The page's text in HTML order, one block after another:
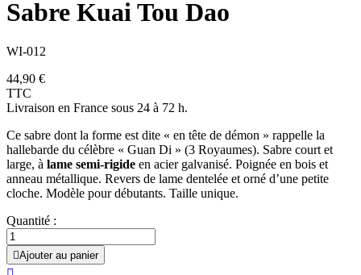
Sabre Kuai Tou Dao
WI-012
44,90 €
TTC
Livraison en France sous 24 à 72 h.
Ce sabre dont la forme est dite « en tête de démon » rappelle la
hallebarde du célèbre « Guan Di » (3 Royaumes). Sabre court et
large, à lame semi-rigide en acier galvanisé. Poignée en bois et
anneau métallique. Revers de lame dentelée et orné d’une petite
cloche. Modèle pour débutants. Taille unique.
Quantité :
Ajouter au panier